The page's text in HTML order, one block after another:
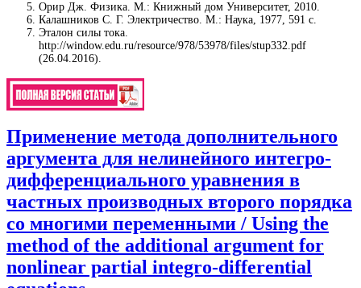
Орир Дж. Физика. М.: Книжный дом Университет, 2010.
Калашников С. Г. Электричество. М.: Наука, 1977, 591 с.
Эталон силы тока.
http://window.edu.ru/resource/978/53978/files/stup332.pdf
(26.04.2016).
Применение метода дополнительного
аргумента для нелинейного интегро-
дифференциального уравнения в
частных производных второго порядка
со многими переменными / Using the
method of the additional argument for
nonlinear partial integro-differential